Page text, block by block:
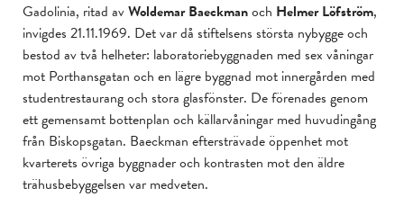
Gadolinia, ritad avWoldemar Baeckmanoch Helmer Löfström,
invigdes 21.11.1969. Det var då stiftelsens största nybygge och
bestod av två helheter: laboratoriebyggnaden med sex våningar
mot Porthansgatan och en lägre byggnad mot innergården med
studentrestaurang och stora glasfönster. De förenades genom
ett gemensamt bottenplan och källarvåningar med huvudingång
från Biskopsgatan. Baeckman eftersträvade öppenhet mot
kvarterets övriga byggnader och kontrasten mot den äldre
trähusbebyggelsen var medveten.